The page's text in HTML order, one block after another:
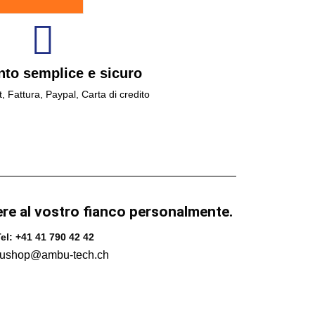
semplice e sicuro
Fattura, Paypal, Carta di credito
al vostro fianco personalmente.
+41 41 790 42 42
tech.ch